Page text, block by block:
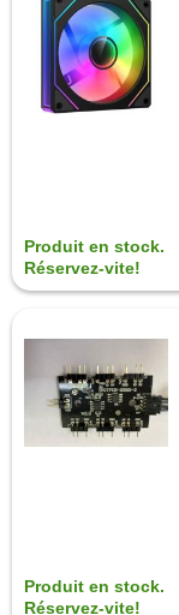
Produit en stock.
Réservez-vite!
Produit en stock.
Réservez-vite!